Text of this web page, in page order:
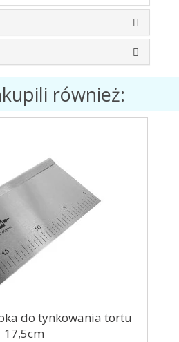
również:
do tynkowania tortu
17,5cm